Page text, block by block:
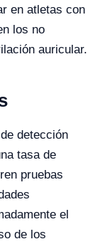
en atletas con
los no
auricular.
detección
tasa de
pruebas
el
de los